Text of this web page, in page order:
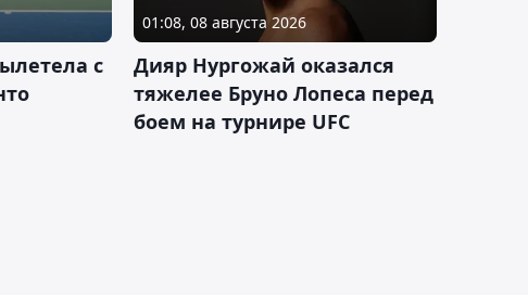
с
01:08, 08 августа 2026
Дияр Нургожай оказался
тяжелее Бруно Лопеса перед
боем на турнире UFC